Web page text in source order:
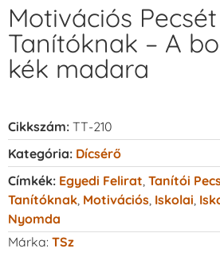
Motivációs Pecsét
Tanítóknak – A
kék madara
Cikkszám: TT-210
Kategória: Dícsérő
Címkék: Egyedi Felirat Tanítói
Tanítóknak Motivációs Iskolai
Nyomda
Márka: TSz